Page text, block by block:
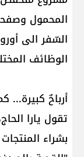
المحمول
السّفر الى
الوظائف
أرباحٌ كبيرة...
تقول يارا
بشراء